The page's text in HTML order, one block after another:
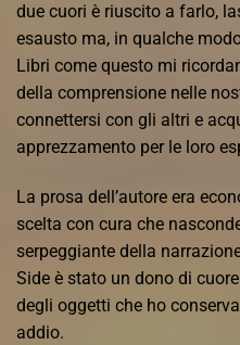
due cuori è riuscito a farlo,
esausto ma, in qualche
Libri come questo mi
della comprensione nelle
connettersi con gli altri e
apprezzamento per le loro
La prosa dell’autore era
scelta con cura che
serpeggiante della
Side è stato un dono di
degli oggetti che ho
addio.